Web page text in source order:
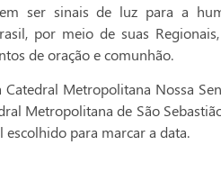
ser sinais de luz para a
por meio de suas
de oração e comunhão.
Metropolitana Nossa
Metropolitana de São
para marcar a data.